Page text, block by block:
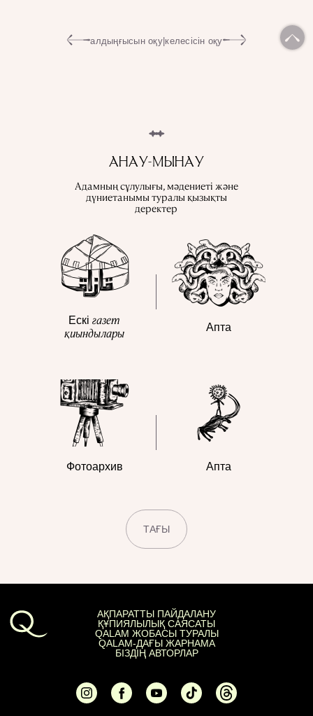
алдыңғысын оқу|келесісін оқу
АНАУ-МЫНАУ
Адамның сұлулығы, мәдениеті және
дүниетанымы туралы қызықты
деректер
Ескі газет
қиындылары
Апта
Фотоархив Апта
ТАҒЫ
АҚПАРАТТЫ ПАЙДАЛАНУ
ҚҰПИЯЛЫЛЫҚ САЯСАТЫ
QALAM ЖОБАСЫ ТУРАЛЫ
QALAM-ДАҒЫ ЖАРНАМА
БІЗДІҢ АВТОРЛАР